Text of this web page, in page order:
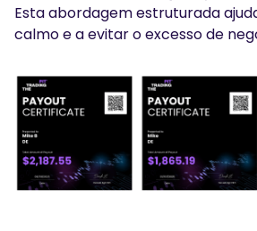
Esta abordagem estruturada
calmo e a evitar o excesso de